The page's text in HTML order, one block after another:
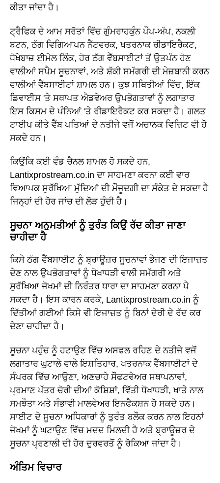
ਕੀਤਾ ਜਾਂਦਾ ਹੈ।
ਟ੍ਰੈਫਿਕ ਦੇ ਆਮ ਸਰੋਤਾਂ ਵਿੱਚ ਗੁੰਮਰਾਹਕੁੰਨ ਪੌਪ-ਅੱਪ, ਨਕਲੀ
ਬਟਨ, ਠੱਗ ਵਿਗਿਆਪਨ ਨੈੱਟਵਰਕ, ਖਤਰਨਾਕ ਰੀਡਾਇਰੈਕਟ,
ਧੋਖੇਬਾਜ਼ ਈਮੇਲ ਲਿੰਕ, ਹੋਰ ਠੱਗ ਵੈੱਬਸਾਈਟਾਂ ਤੋਂ ਉਤਪੰਨ ਹੋਣ
ਵਾਲੀਆਂ ਸਪੈਮ ਸੂਚਨਾਵਾਂ, ਅਤੇ ਸ਼ੱਕੀ ਸਮੱਗਰੀ ਦੀ ਮੇਜ਼ਬਾਨੀ ਕਰਨ
ਵਾਲੀਆਂ ਵੈੱਬਸਾਈਟਾਂ ਸ਼ਾਮਲ ਹਨ। ਕੁਝ ਸਥਿਤੀਆਂ ਵਿੱਚ, ਇੱਕ
ਡਿਵਾਈਸ 'ਤੇ ਸਥਾਪਤ ਐਡਵੇਅਰ ਉਪਭੋਗਤਾਵਾਂ ਨੂੰ ਲਗਾਤਾਰ
ਇਸ ਕਿਸਮ ਦੇ ਪੰਨਿਆਂ 'ਤੇ ਰੀਡਾਇਰੈਕਟ ਕਰ ਸਕਦਾ ਹੈ। ਗਲਤ
ਟਾਈਪ ਕੀਤੇ ਵੈੱਬ ਪਤਿਆਂ ਦੇ ਨਤੀਜੇ ਵਜੋਂ ਅਚਾਨਕ ਵਿਜ਼ਿਟ ਵੀ ਹੋ
ਸਕਦੇ ਹਨ।
ਕਿਉਂਕਿ ਕਈ ਵੰਡ ਚੈਨਲ ਸ਼ਾਮਲ ਹੋ ਸਕਦੇ ਹਨ,
Lantixprostream.co.in ਦਾ ਸਾਹਮਣਾ ਕਰਨਾ ਕਈ ਵਾਰ
ਵਿਆਪਕ ਸੁਰੱਖਿਆ ਮੁੱਦਿਆਂ ਦੀ ਮੌਜੂਦਗੀ ਦਾ ਸੰਕੇਤ ਦੇ ਸਕਦਾ ਹੈ
ਜਿਨ੍ਹਾਂ ਦੀ ਹੋਰ ਜਾਂਚ ਦੀ ਲੋੜ ਹੁੰਦੀ ਹੈ।
ਸੂਚਨਾ ਅਨੁਮਤੀਆਂ ਨੂੰ ਤੁਰੰਤ ਕਿਉਂ ਰੱਦ ਕੀਤਾ ਜਾਣਾ
ਚਾਹੀਦਾ ਹੈ
ਕਿਸੇ ਠੱਗ ਵੈੱਬਸਾਈਟ ਨੂੰ ਬ੍ਰਾਊਜ਼ਰ ਸੂਚਨਾਵਾਂ ਭੇਜਣ ਦੀ ਇਜਾਜ਼ਤ
ਦੇਣ ਨਾਲ ਉਪਭੋਗਤਾਵਾਂ ਨੂੰ ਧੋਖਾਧੜੀ ਵਾਲੀ ਸਮੱਗਰੀ ਅਤੇ
ਸੁਰੱਖਿਆ ਜੋਖਮਾਂ ਦੀ ਨਿਰੰਤਰ ਧਾਰਾ ਦਾ ਸਾਹਮਣਾ ਕਰਨਾ ਪੈ
ਸਕਦਾ ਹੈ। ਇਸ ਕਾਰਨ ਕਰਕੇ, Lantixprostream.co.in ਨੂੰ
ਦਿੱਤੀਆਂ ਗਈਆਂ ਕਿਸੇ ਵੀ ਇਜਾਜ਼ਤ ਨੂੰ ਬਿਨਾਂ ਦੇਰੀ ਦੇ ਰੱਦ ਕਰ
ਦੇਣਾ ਚਾਹੀਦਾ ਹੈ।
ਸੂਚਨਾ ਪਹੁੰਚ ਨੂੰ ਹਟਾਉਣ ਵਿੱਚ ਅਸਫਲ ਰਹਿਣ ਦੇ ਨਤੀਜੇ ਵਜੋਂ
ਲਗਾਤਾਰ ਘੁਟਾਲੇ ਵਾਲੇ ਇਸ਼ਤਿਹਾਰ, ਖਤਰਨਾਕ ਵੈੱਬਸਾਈਟਾਂ ਦੇ
ਸੰਪਰਕ ਵਿੱਚ ਆਉਣਾ, ਅਣਚਾਹੇ ਸੌਫਟਵੇਅਰ ਸਥਾਪਨਾਵਾਂ,
ਪ੍ਰਮਾਣ ਪੱਤਰ ਚੋਰੀ ਦੀਆਂ ਕੋਸ਼ਿਸ਼ਾਂ, ਵਿੱਤੀ ਧੋਖਾਧੜੀ, ਖਾਤੇ ਨਾਲ
ਸਮਝੌਤਾ ਅਤੇ ਸੰਭਾਵੀ ਮਾਲਵੇਅਰ ਇਨਫੈਕਸ਼ਨ ਹੋ ਸਕਦੇ ਹਨ।
ਸਾਈਟ ਦੇ ਸੂਚਨਾ ਅਧਿਕਾਰਾਂ ਨੂੰ ਤੁਰੰਤ ਬਲੌਕ ਕਰਨ ਨਾਲ ਇਹਨਾਂ
ਜੋਖਮਾਂ ਨੂੰ ਘਟਾਉਣ ਵਿੱਚ ਮਦਦ ਮਿਲਦੀ ਹੈ ਅਤੇ ਬ੍ਰਾਊਜ਼ਰ ਦੇ
ਸੂਚਨਾ ਪ੍ਰਣਾਲੀ ਦੀ ਹੋਰ ਦੁਰਵਰਤੋਂ ਨੂੰ ਰੋਕਿਆ ਜਾਂਦਾ ਹੈ।
ਅੰਤਿਮ ਵਿਚਾਰ